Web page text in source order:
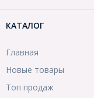
КАТАЛОГ
Главная
Новые товары
Топ продаж